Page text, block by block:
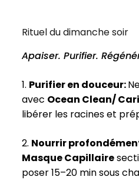
Rituel du dimanche soir
Apaiser. Purifier.
1. Purifier en douceur:
avec Ocean Clean/
libérer les racines et
2. Nourrir
Masque Capillaire
poser 15–20 min sous